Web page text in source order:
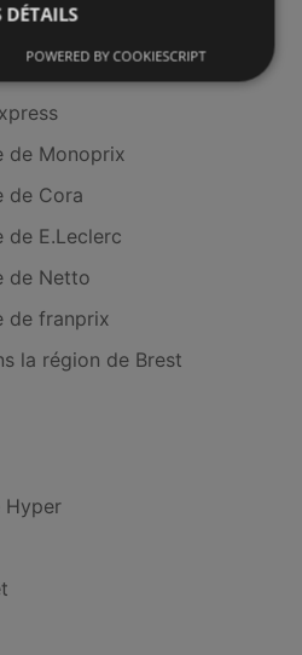
de Monoprix
de Cora
de E.Leclerc
de Netto
de franprix
la région de Brest
Hyper
DÉTAILS
POWERED BY COOKIESCRIPT